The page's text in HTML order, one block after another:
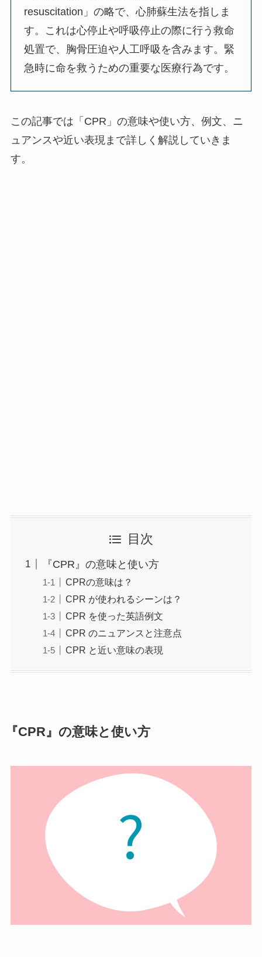
resuscitation」の略で、心肺蘇生法を指しま
す。これは心停止や呼吸停止の際に行う救命
処置で、胸骨圧迫や人工呼吸を含みます。緊
急時に命を救うための重要な医療行為です。
この記事では「CPR」の意味や使い方、例文、ニ
ュアンスや近い表現まで詳しく解説していきま
す。
目次
『CPR』の意味と使い方
CPRの意味は？
CPR が使われるシーンは？
CPR を使った英語例文
CPR のニュアンスと注意点
CPR と近い意味の表現
『CPR』の意味と使い方